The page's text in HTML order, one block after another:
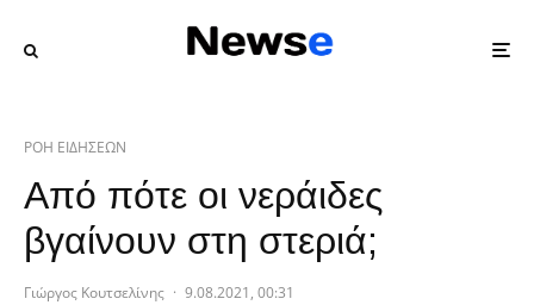
ΡΟΗ ΕΙΔΗΣΕΩΝ
Από πότε οι νεράιδες
βγαίνουν στη στεριά;
Γιώργος Κουτσελίνης · 9.08.2021, 00:31